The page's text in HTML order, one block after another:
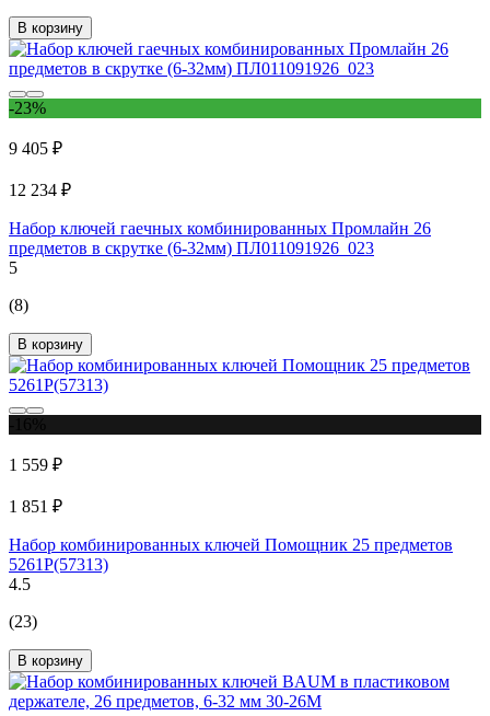
В корзину
-23%
9 405 ₽
12 234 ₽
Набор ключей гаечных комбинированных Промлайн 26
предметов в скрутке (6-32мм) ПЛ011091926_023
5
(8)
В корзину
1 559 ₽
1 851 ₽
Набор комбинированных ключей Помощник 25 предметов
5261P(57313)
4.5
(23)
В корзину